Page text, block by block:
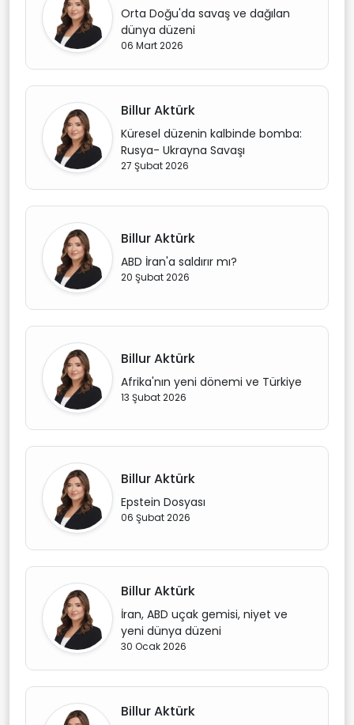
Orta Doğu'da savaş ve dağılan
dünya düzeni
06 Mart 2026
Billur Aktürk
Küresel düzenin kalbinde bomba:
Rusya- Ukrayna Savaşı
27 Şubat 2026
Billur Aktürk
ABD İran'a saldırır mı?
20 Şubat 2026
Billur Aktürk
Afrika'nın yeni dönemi ve Türkiye
13 Şubat 2026
Billur Aktürk
Epstein Dosyası
06 Şubat 2026
Billur Aktürk
İran, ABD uçak gemisi, niyet ve
yeni dünya düzeni
30 Ocak 2026
Billur Aktürk